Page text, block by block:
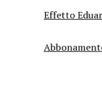
Effetto